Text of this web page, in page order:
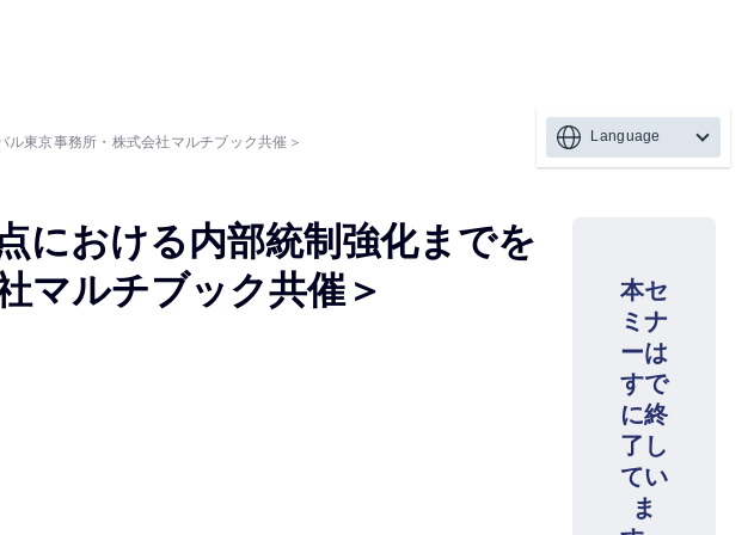
Language
東京事務所・株式会社マルチブック共催＞
における内部統制強化までを
マルチブック共催＞
本セ
ミナ
ーは
すで
に終
了し
てい
ま